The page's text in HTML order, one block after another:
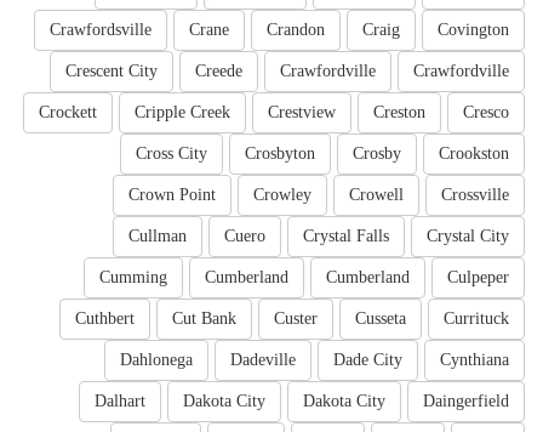
Covington
Craig
Crandon
Crane
Crawfordsville
Crawfordville
Crawfordville
Creede
Crescent City
Cresco
Creston
Crestview
Cripple Creek
Crockett
Crookston
Crosby
Crosbyton
Cross City
Crossville
Crowell
Crowley
Crown Point
Crystal City
Crystal Falls
Cuero
Cullman
Culpeper
Cumberland
Cumberland
Cumming
Currituck
Cusseta
Custer
Cut Bank
Cuthbert
Cynthiana
Dade City
Dadeville
Dahlonega
Daingerfield
Dakota City
Dakota City
Dalhart